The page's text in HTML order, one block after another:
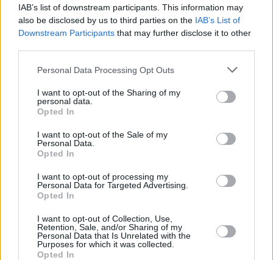
IAB’s list of downstream participants. This information may
also be disclosed by us to third parties on the IAB’s List of
Downstream Participants that may further disclose it to other
Please note that this website/app uses one or more Google
not limited to your visit or usage behaviour. You may click to
grant or deny consent to Google and its third-party tags to
use your data for below specified purposes in below Google
consent section.
Personal Data Processing Opt Outs
I want to opt-out of the Sharing of my
personal data.
Opted In
I want to opt-out of the Sale of my
Personal Data.
Opted In
I want to opt-out of processing my
Personal Data for Targeted Advertising.
Opted In
I want to opt-out of Collection, Use,
Retention, Sale, and/or Sharing of my
Personal Data that Is Unrelated with the
Purposes for which it was collected.
Opted In